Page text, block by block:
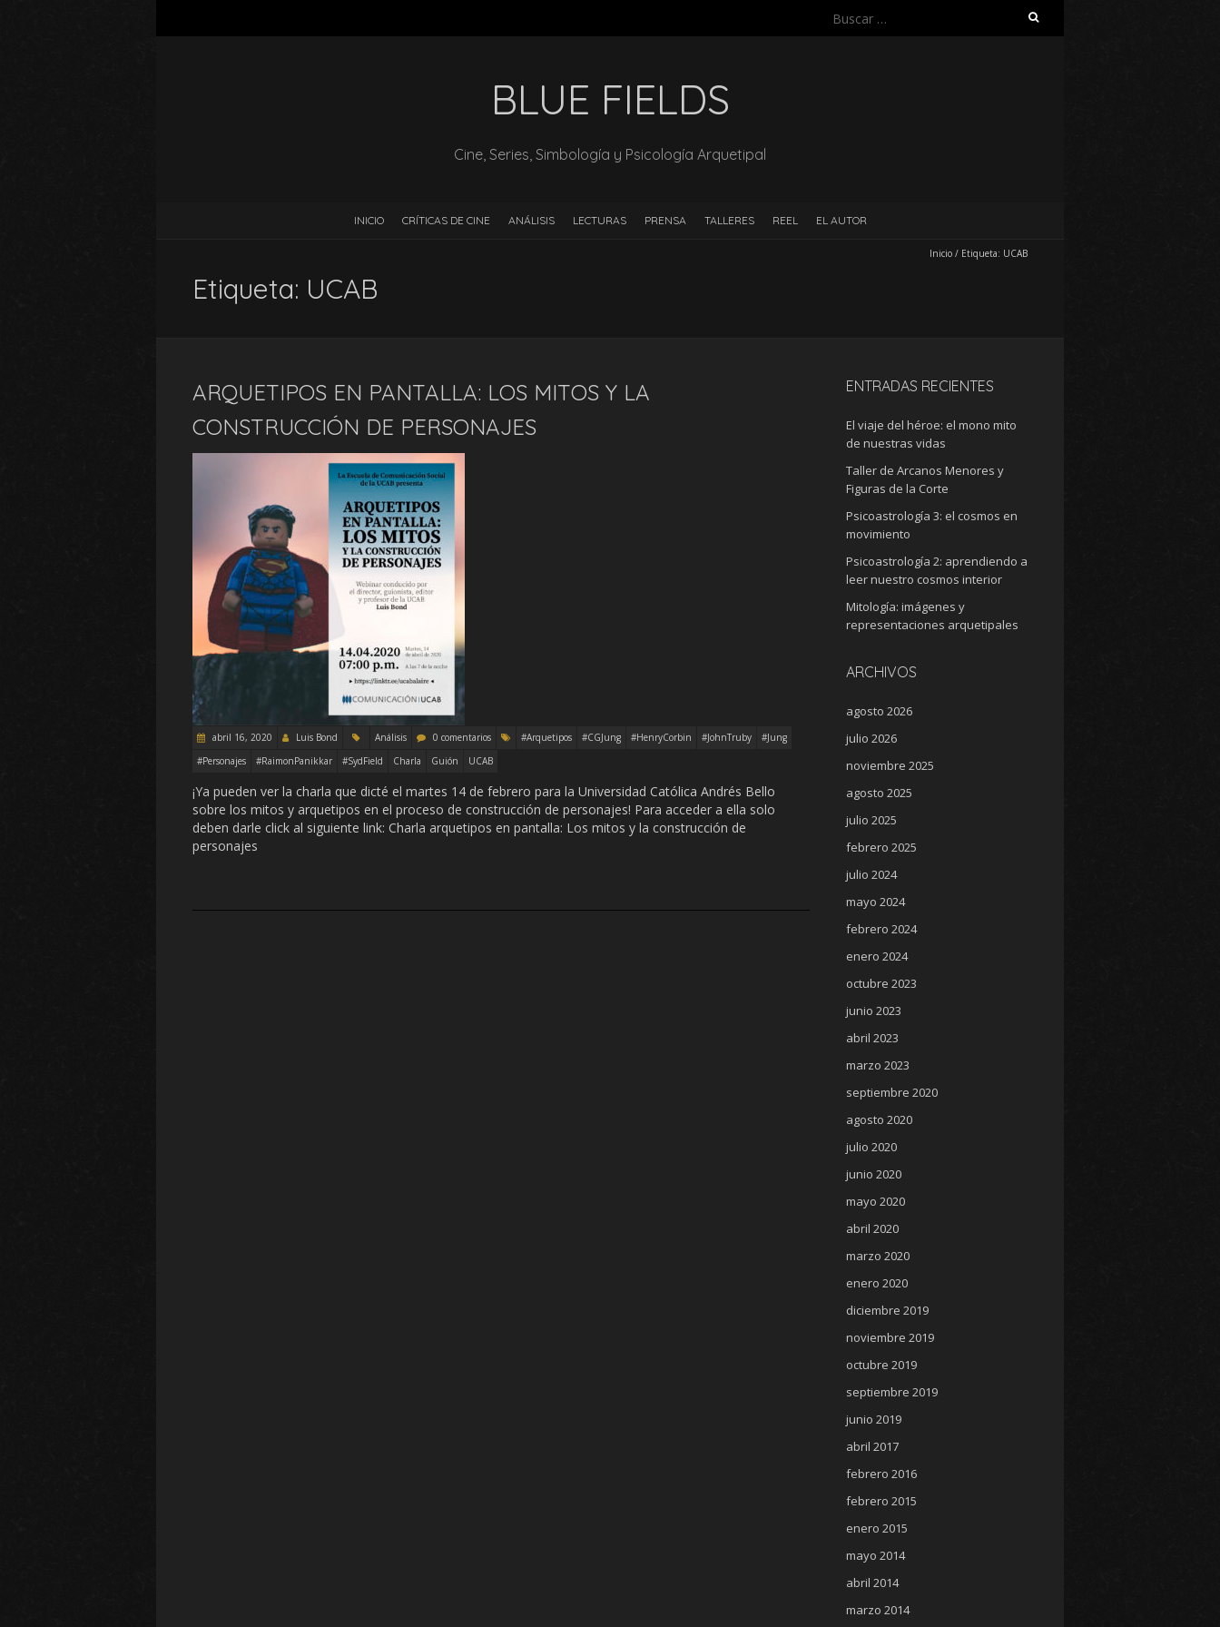
Buscar:
BLUE FIELDS
Cine, Series, Simbología y Psicología Arquetipal
INICIO CRÍTICAS DE CINE ANÁLISIS LECTURAS PRENSA TALLERES REEL EL AUTOR
Inicio / Etiqueta: UCAB
Etiqueta: UCAB
ARQUETIPOS EN PANTALLA: LOS MITOS Y LA
CONSTRUCCIÓN DE PERSONAJES
abril 16, 2020 Luis Bond Análisis 0 comentarios #Arquetipos #CGJung #HenryCorbin #JohnTruby
#Jung
#Personajes
#RaimonPanikkar #SydField Charla Guión UCAB
¡Ya pueden ver la charla que dicté el martes 14 de febrero para la Universidad Católica Andrés Bello
sobre los mitos y arquetipos en el proceso de construcción de personajes! Para acceder a ella solo
deben darle click al siguiente link: Charla arquetipos en pantalla: Los mitos y la construcción de
personajes
ENTRADAS RECIENTES
El viaje del héroe: el mono mito
de nuestras vidas
Taller de Arcanos Menores y
Figuras de la Corte
Psicoastrología 3: el cosmos en
movimiento
Psicoastrología 2: aprendiendo a
leer nuestro cosmos interior
Mitología: imágenes y
representaciones arquetipales
ARCHIVOS
agosto 2026
julio 2026
noviembre 2025
agosto 2025
julio 2025
febrero 2025
julio 2024
mayo 2024
febrero 2024
enero 2024
octubre 2023
junio 2023
abril 2023
marzo 2023
septiembre 2020
agosto 2020
julio 2020
junio 2020
mayo 2020
abril 2020
marzo 2020
enero 2020
diciembre 2019
noviembre 2019
octubre 2019
septiembre 2019
junio 2019
abril 2017
febrero 2016
febrero 2015
enero 2015
mayo 2014
abril 2014
marzo 2014